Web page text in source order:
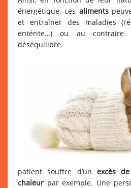
énergétique, ces aliments
et entraîner des maladies
entérite…) ou au
déséquilibre.
patient souffre d’un excès
chaleur par exemple. Une